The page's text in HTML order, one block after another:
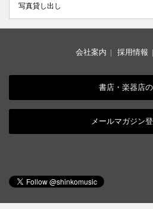
写真貸し出し
会社案内 | 採用情報 |
書店・楽器店
メールマガジン